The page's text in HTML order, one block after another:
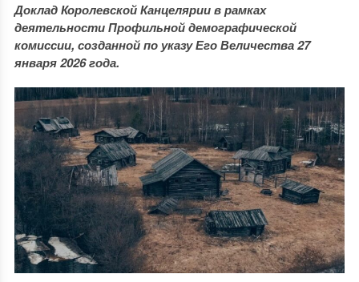
Доклад Королевской Канцелярии в рамках
деятельности Профильной демографической
комиссии, созданной по указу Его Величества 27
января 2026 года.